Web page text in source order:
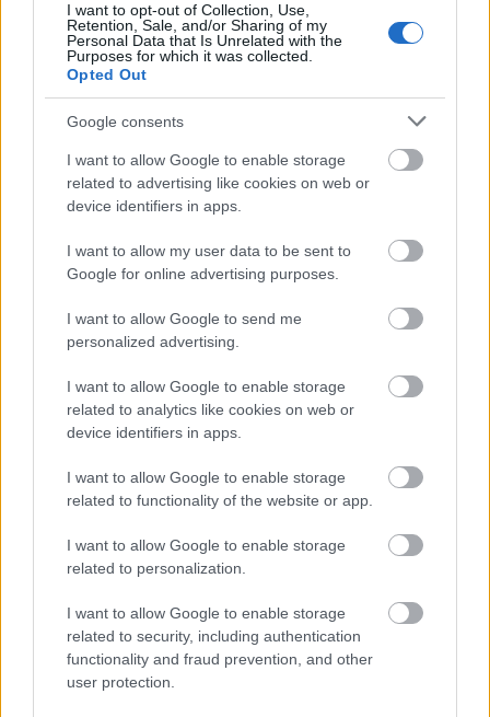
I want to opt-out of Collection, Use,
Retention, Sale, and/or Sharing of my
Personal Data that Is Unrelated with the
Purposes for which it was collected.
Opted Out
Google consents
I want to allow Google to enable storage
related to advertising like cookies on web or
device identifiers in apps.
I want to allow my user data to be sent to
Google for online advertising purposes.
I want to allow Google to send me
personalized advertising.
I want to allow Google to enable storage
related to analytics like cookies on web or
device identifiers in apps.
I want to allow Google to enable storage
related to functionality of the website or app.
I want to allow Google to enable storage
related to personalization.
I want to allow Google to enable storage
related to security, including authentication
functionality and fraud prevention, and other
user protection.
Egyetem
szúnyoginvázió elkerülésében
HIRDETÉS
HIRDETÉS
HIRDETÉS
LEGOLVASOTTABB
Kecskeméten is szakirányú
továbbképzésekkel erősít a Gál Ferenc
Egyetem
Túlfogyasztás napja - július 30-ra
felhasználta az emberiség a Föld egész
évre elegendő erőforrásait